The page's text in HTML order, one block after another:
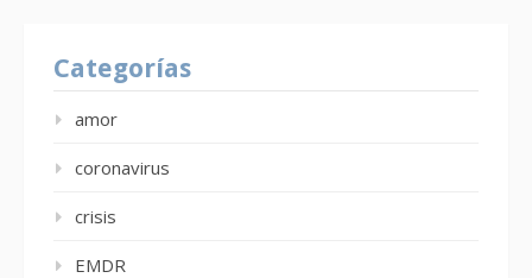
Categorías
amor
coronavirus
crisis
EMDR